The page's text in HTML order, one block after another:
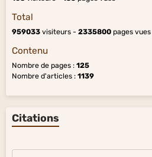
Total
959033 visiteurs - 2335800 pages vues
Contenu
Nombre de pages : 125
Nombre d'articles : 1139
Citations